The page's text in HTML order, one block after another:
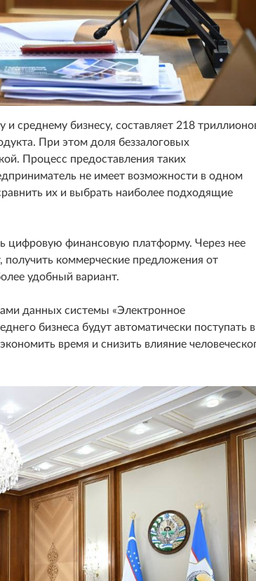
среднему бизнесу, составляет 218
При этом доля беззалоговых
Процесс предоставления таких
не имеет возможности в одном
их и выбрать наиболее подходящие
цифровую финансовую платформу. Через нее
получить коммерческие предложения от
удобный вариант.
данных системы «Электронное
бизнеса будут автоматически поступать в
время и снизить влияние